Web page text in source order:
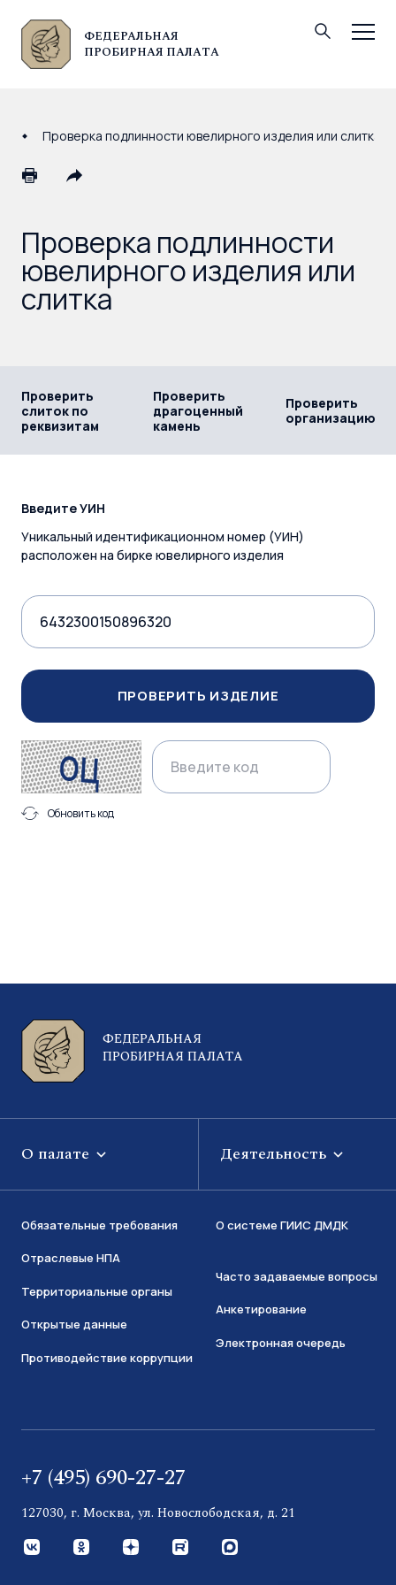
ФЕДЕРАЛЬНАЯ
ПРОБИРНАЯ ПАЛАТА
© Федеральная пробирная палата, 2026
Проверка подлинности ювелирного изделия или слитка
Проверка подлинности
ювелирного изделия или
слитка
Проверить
слиток по
реквизитам
Проверить
драгоценный
камень
Проверить
организацию
Введите УИН
Уникальный идентификационном номер (УИН)
расположен на бирке ювелирного изделия
ПРОВЕРИТЬ ИЗДЕЛИЕ
Обновить код
ФЕДЕРАЛЬНАЯ
ПРОБИРНАЯ ПАЛАТА
О палате Деятельность
Обязательные требования
Отраслевые НПА
Территориальные органы
Открытые данные
Противодействие коррупции
О системе ГИИС ДМДК
Часто задаваемые вопросы
Анкетирование
Электронная очередь
+7 (495) 690-27-27
127030, г. Москва, ул. Новослободская, д. 21